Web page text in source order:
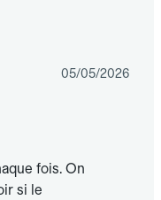
05/05/2026
fois. On
si le